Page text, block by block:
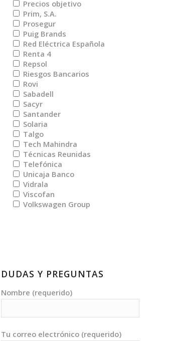
Precios objetivo
Prim, S.A.
Prosegur
Puig Brands
Red Eléctrica Española
Renta 4
Repsol
Riesgos Bancarios
Rovi
Sabadell
Sacyr
Santander
Solaria
Talgo
Tech Mahindra
Técnicas Reunidas
Telefónica
Unicaja Banco
Vidrala
Viscofan
Volkswagen Group
DUDAS Y PREGUNTAS
Nombre (requerido)
Tu correo electrónico (requerido)